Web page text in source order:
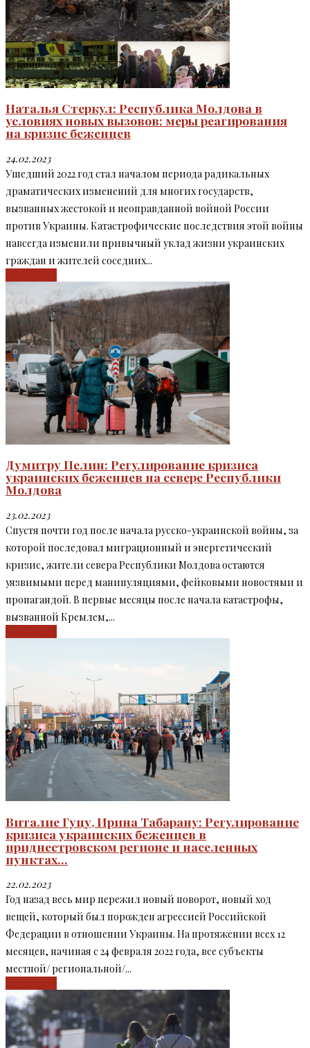
Наталья Стеркул: Республика Молдова в
условиях новых вызовов: меры реагирования
на кризис беженцев
24.02.2023
Ушедший 2022 год стал началом периода радикальных
драматических изменений для многих государств,
вызванных жестокой и неоправданной войной России
против Украины. Катастрофические последствия этой войны
навсегда изменили привычный уклад жизни украинских
граждан и жителей соседних...
Думитру Пелин: Регулирование кризиса
украинских беженцев на севере Республики
Молдова
23.02.2023
Спустя почти год после начала русско-украинской войны, за
которой последовал миграционный и энергетический
кризис, жители севера Республики Молдова остаются
уязвимыми перед манипуляциями, фейковыми новостями и
пропагандой. В первые месяцы после начала катастрофы,
вызванной Кремлем,...
Виталие Гуцу, Ирина Табарану: Регулирование
кризиса украинских беженцев в
приднестровском регионе и населенных
пунктах...
22.02.2023
Год назад весь мир пережил новый поворот, новый ход
вещей, который был порожден агрессией Российской
Федерации в отношении Украины. На протяжении всех 12
месяцев, начиная с 24 февраля 2022 года, все субъекты
местной/ региональной/...